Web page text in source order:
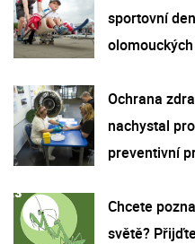
sportovní
Ochrana
nachystal
preventivní
Chcete
světě?